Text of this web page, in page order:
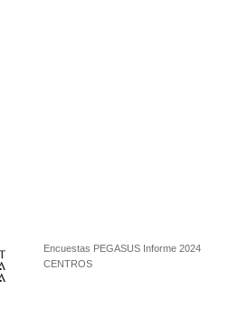
Encuestas PEGASUS Informe 2024
CENTROS